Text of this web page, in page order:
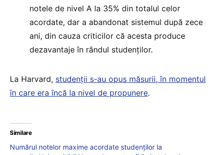
notele de nivel A la 35% din totalul celor
acordate, dar a abandonat sistemul după zece
ani, din cauza criticilor că acesta produce
dezavantaje în rândul studenților.
La Harvard, studenții s-au opus măsurii, în momentul
în care era încă la nivel de propunere.
Similare
Numărul notelor maxime acordate studenților la